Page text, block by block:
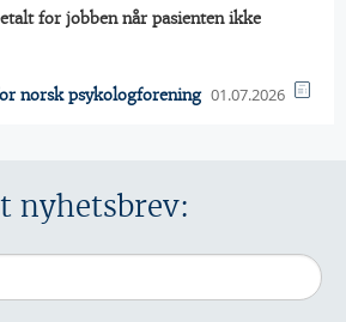
for jobben når pasienten ikke
norsk psykologforening 01.07.2026
nyhetsbrev: